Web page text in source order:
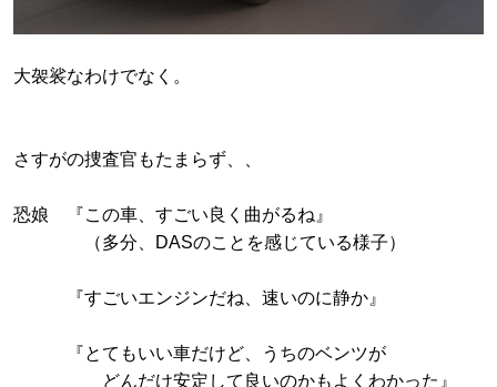
大袈裟なわけでなく。
さすがの捜査官もたまらず、、
恐娘 『この車、すごい良く曲がるね』
（多分、DASのことを感じている様子）
『すごいエンジンだね、速いのに静か』
『とてもいい車だけど、うちのベンツが
どんだけ安定して良いのかもよくわかった』